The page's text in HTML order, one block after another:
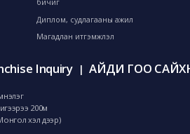
бичиг
Диплом, судлагааны ажил
Магадлан итгэмжлэл
Inquiry | АЙДИ ГОО
200м
хэл дээр)